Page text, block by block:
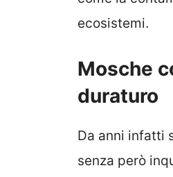
ecosistemi.
Mosche
duraturo
Da anni infatti
senza però